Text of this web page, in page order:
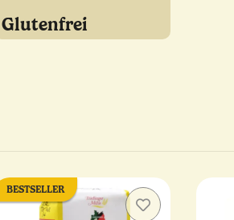
Glutenfrei
BESTSELLER